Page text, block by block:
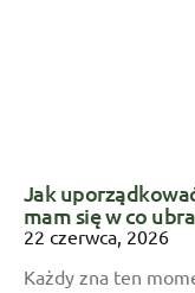
Jak
mam się w co
22 czerwca, 2026
Każdy zna ten